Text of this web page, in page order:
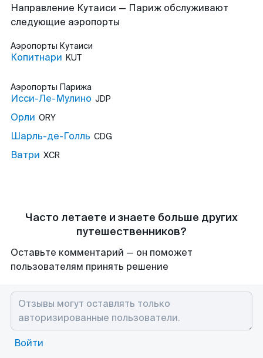
Направление Кутаиси — Париж обслуживают
следующие аэропорты
Аэропорты Кутаиси
Копитнари KUT
Аэропорты Парижа
Исси-Ле-Мулино JDP
Орли ORY
Шарль-де-Голль CDG
Ватри XCR
Часто летаете и знаете больше других
путешественников?
Оставьте комментарий — он поможет
пользователям принять решение
Войти